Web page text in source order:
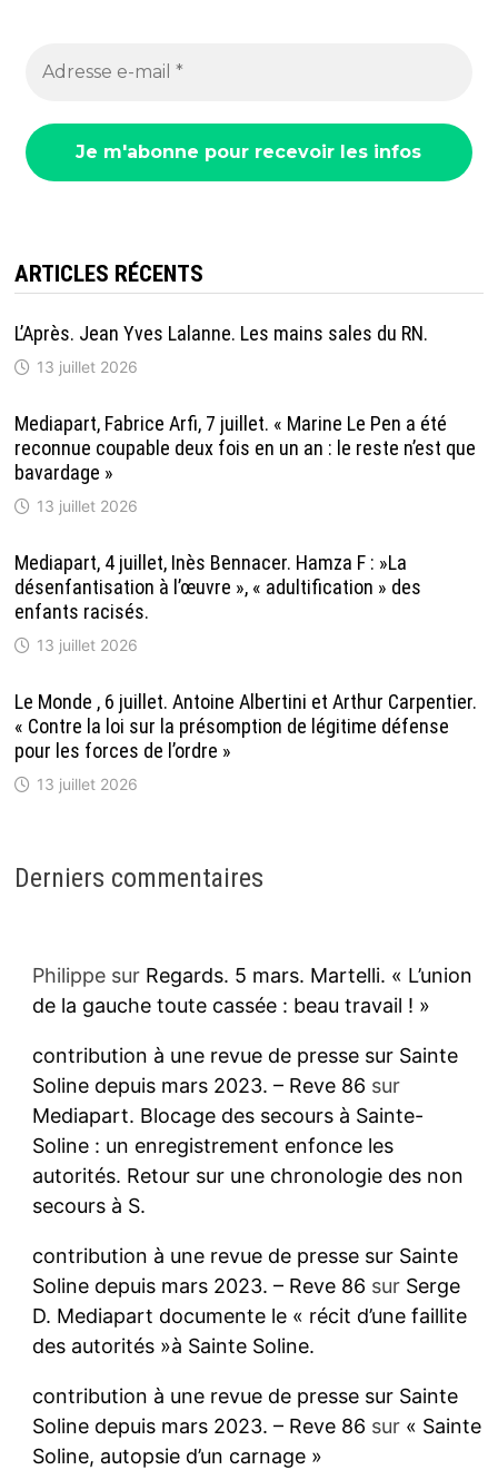
ARTICLES RÉCENTS
L’Après. Jean Yves Lalanne. Les mains sales du RN.
13 juillet 2026
Mediapart, Fabrice Arfi, 7 juillet. « Marine Le Pen a été
reconnue coupable deux fois en un an : le reste n’est que
bavardage »
13 juillet 2026
Mediapart, 4 juillet, Inès Bennacer. Hamza F : »La
désenfantisation à l’œuvre », « adultification » des
enfants racisés.
13 juillet 2026
Le Monde , 6 juillet. Antoine Albertini et Arthur Carpentier.
« Contre la loi sur la présomption de légitime défense
pour les forces de l’ordre »
13 juillet 2026
Derniers commentaires
Philippesur Regards. 5 mars. Martelli. « L’union
de la gauche toute cassée : beau travail ! »
contribution à une revue de presse sur Sainte
Soline depuis mars 2023. – Reve 86 sur
Mediapart. Blocage des secours à Sainte-
Soline : un enregistrement enfonce les
autorités. Retour sur une chronologie des non
secours à S.
contribution à une revue de presse sur Sainte
Soline depuis mars 2023. – Reve 86 sur Serge
D. Mediapart documente le « récit d’une faillite
des autorités »à Sainte Soline.
contribution à une revue de presse sur Sainte
Soline depuis mars 2023. – Reve 86 sur « Sainte
Soline, autopsie d’un carnage »